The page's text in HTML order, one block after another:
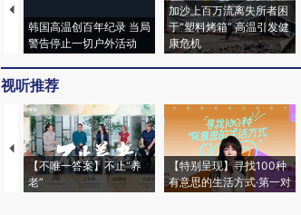
韩国高温创百年纪录 当局
警告停止一切户外活动
加沙上百万流离失所者困
于“塑料烤箱” 高温引发健
康危机
视听推荐
【不唯一答案】不止“养
老”
【特别呈现】寻找100种
有意思的生活方式·第一对